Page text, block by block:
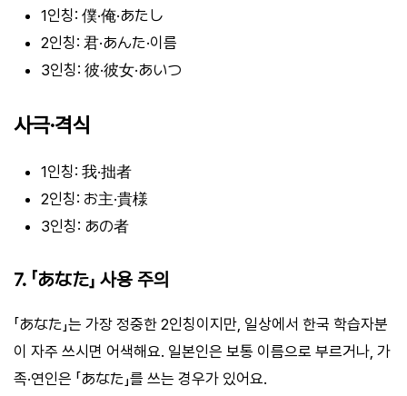
1인칭: 僕·俺·あたし
2인칭: 君·あんた·이름
3인칭: 彼·彼女·あいつ
사극·격식
1인칭: 我·拙者
2인칭: お主·貴様
3인칭: あの者
7. 「あなた」 사용 주의
「あなた」는 가장 정중한 2인칭이지만, 일상에서 한국 학습자분
이 자주 쓰시면 어색해요. 일본인은 보통 이름으로 부르거나, 가
족·연인은 「あなた」를 쓰는 경우가 있어요.